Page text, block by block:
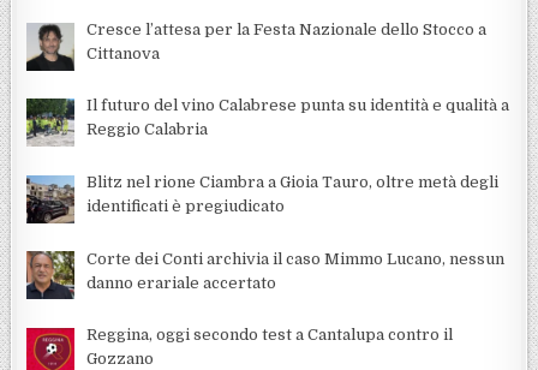
Cresce l’attesa per la Festa Nazionale dello Stocco a
Cittanova
Il futuro del vino Calabrese punta su identità e qualità a
Reggio Calabria
Blitz nel rione Ciambra a Gioia Tauro, oltre metà degli
identificati è pregiudicato
Corte dei Conti archivia il caso Mimmo Lucano, nessun
danno erariale accertato
Reggina, oggi secondo test a Cantalupa contro il
Gozzano